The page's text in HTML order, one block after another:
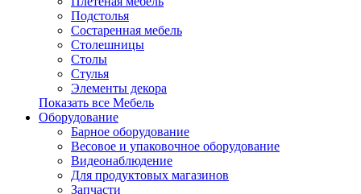
Подстолья
Состаренная мебель
Столешницы
Столы
Стулья
Элементы декора
Показать все Мебель
Оборудование
Барное оборудование
Весовое и упаковочное оборудование
Видеонаблюдение
Для продуктовых магазинов
Запчасти